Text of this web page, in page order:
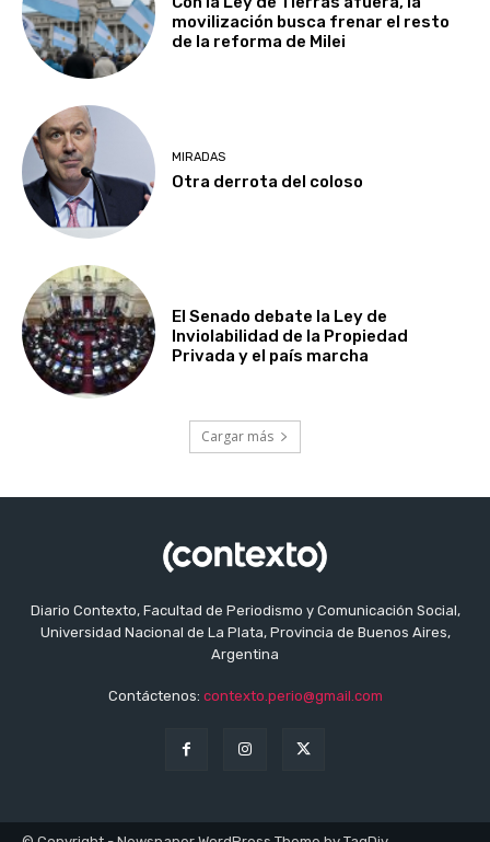
movilización busca frenar el resto
de la reforma de Milei
MIRADAS
Otra derrota del coloso
El Senado debate la Ley de
Inviolabilidad de la Propiedad
Privada y el país marcha
Cargar más
Diario Contexto, Facultad de Periodismo y Comunicación Social,
Universidad Nacional de La Plata, Provincia de Buenos Aires,
Argentina
Contáctenos: contexto.perio@gmail.com